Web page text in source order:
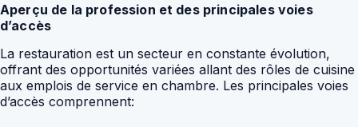
Aperçu de la profession et des principales voies
d’accès
La restauration est un secteur en constante évolution,
offrant des opportunités variées allant des rôles de cuisine
aux emplois de service en chambre. Les principales voies
d’accès comprennent: